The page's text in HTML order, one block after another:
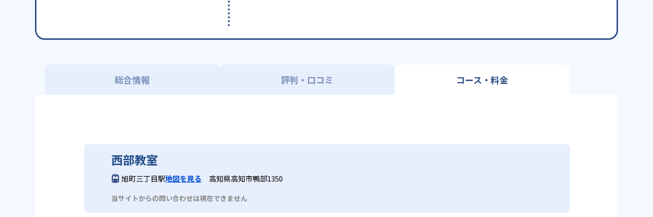
総合情報 評判・口コミ コース・料金
西部教室
旭町三丁目駅地図を見る 高知県高知市鴨部1350
当サイトからの問い合わせは現在できません